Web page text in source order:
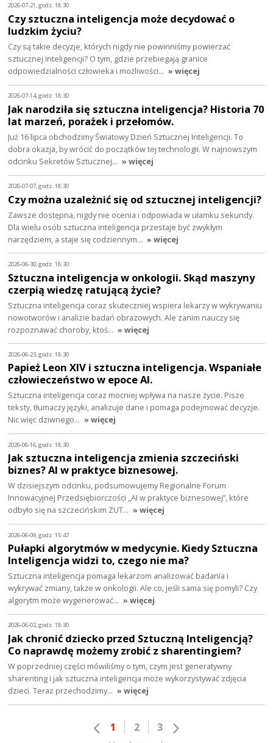
2026-07-21, godz. 18:30
Czy sztuczna inteligencja może decydować o
ludzkim życiu?
Czy są takie decyzje, których nigdy nie powinniśmy powierzać
sztucznej inteligencji? O tym, gdzie przebiegają granice
odpowiedzialności człowieka i możliwości… » więcej
2026-07-14, godz. 18:30
Jak narodziła się sztuczna inteligencja? Historia 70
lat marzeń, porażek i przełomów.
Już 16 lipca obchodzimy Światowy Dzień Sztucznej Inteligencji. To
dobra okazja, by wrócić do początków tej technologii. W najnowszym
odcinku Sekretów Sztucznej… » więcej
2026-07-07, godz. 18:30
Czy można uzależnić się od sztucznej inteligencji?
Zawsze dostępna, nigdy nie ocenia i odpowiada w ułamku sekundy.
Dla wielu osób sztuczna inteligencja przestaje być zwykłym
narzędziem, a staje się codziennym… » więcej
2026-06-30, godz. 18:30
Sztuczna inteligencja w onkologii. Skąd maszyny
czerpią wiedzę ratującą życie?
Sztuczna inteligencja coraz skuteczniej wspiera lekarzy w wykrywaniu
nowotworów i analizie badań obrazowych. Ale zanim nauczy się
rozpoznawać choroby, ktoś… » więcej
2026-06-23, godz. 18:30
Papież Leon XIV i sztuczna inteligencja. Wspaniałe
człowieczeństwo w epoce AI.
Sztuczna inteligencja coraz mocniej wpływa na nasze życie. Pisze
teksty, tłumaczy języki, analizuje dane i pomaga podejmować decyzje.
Nic więc dziwnego… » więcej
2026-06-16, godz. 18:30
Jak sztuczna inteligencja zmienia szczeciński
biznes? AI w praktyce biznesowej.
W dzisiejszym odcinku, podsumowujemy Regionalne Forum
Innowacyjnej Przedsiębiorczości „AI w praktyce biznesowej”, które
odbyło się na szczecińskim ZUT… » więcej
2026-06-09, godz. 15:47
Pułapki algorytmów w medycynie. Kiedy Sztuczna
Inteligencja widzi to, czego nie ma?
Sztuczna inteligencja pomaga lekarzom analizować badania i
wykrywać zmiany, także w onkologii. Ale co, jeśli sama się pomyli? Czy
algorytm może wygenerować… » więcej
2026-06-02, godz. 18:30
Jak chronić dziecko przed Sztuczną Inteligencją?
Co naprawdę możemy zrobić z sharentingiem?
W poprzedniej części mówiliśmy o tym, czym jest generatywny
sharenting i jak sztuczna inteligencja może wykorzystywać zdjęcia
dzieci. Teraz przechodzimy… » więcej
1 2 3